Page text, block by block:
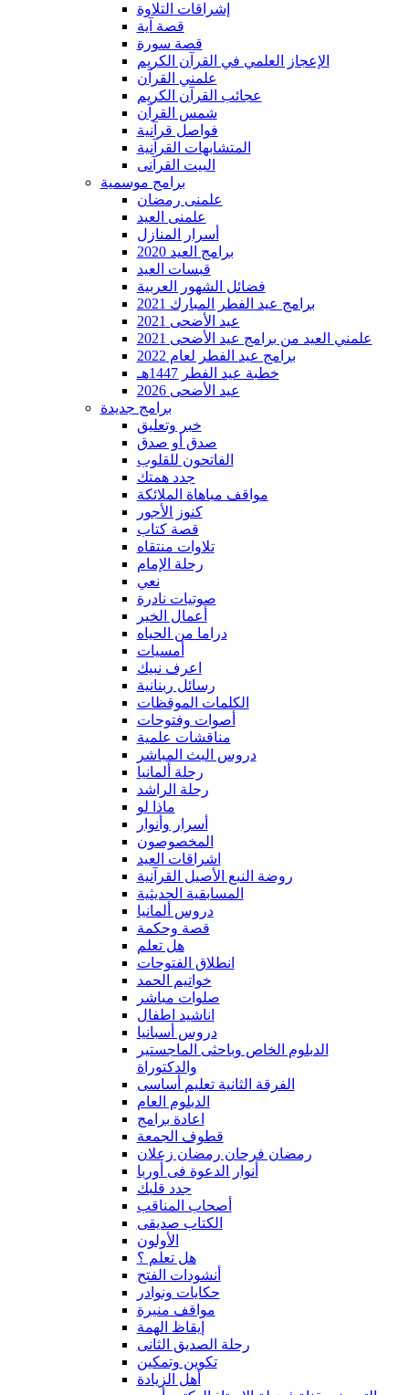
إشراقات التلاوة
قصة آية
قصة سورة
الإعجاز العلمي في القرآن الكريم
علمني القرآن
عجائب القرآن الكريم
شمس القرآن
فواصل قرآنية
المتشابهات القرآنية
البيت القرآنى
برامج موسمية
علمنى رمضان
علمنى العيد
أسرار المنازل
برامج العيد 2020
قبسات العيد
فضائل الشهور العربية
برامج عيد الفطر المبارك 2021
عيد الأضحى 2021
علمني العيد من برامج عيد الأضحى 2021
برامج عيد الفطر لعام 2022
خطبة عيد الفطر 1447هـ
عيد الأضحى 2026
برامج جديدة
خبر وتعليق
صدق أو صدق
الفاتحون للقلوب
جدد همتك
مواقف مباهاة الملائكة
كنوز الأجور
قصة كتاب
تلاوات منتقاه
رحلة الإمام
نعي
صوتيات نادرة
أعمال الخير
دراما من الحياه
أمسيات
اعرف نبيك
رسائل ربنانية
الكلمات الموقظات
أصوات وفتوحات
مناقشات علمية
دروس البث المباشر
رحلة ألمانيا
رحلة الراشد
ماذا لو
أسرار وأنوار
المخصوصون
اشراقات العيد
روضة النبع الأصيل القرآنية
المسابقية الحديثية
دروس ألمانيا
قصة وحكمة
هل تعلم
انطلاق الفتوحات
خواتيم الحمد
صلوات مباشر
اناشيد اطفال
دروس أسبانيا
الدبلوم الخاص وباحثى الماجستير
والدكتوراة
الفرقة الثانية تعليم أساسى
الدبلوم العام
اعادة برامج
قطوف الجمعة
رمضان فرحان رمضان زعلان
أنوار الدعوة فى أوربا
جدد قلبك
أصحاب المناقب
الكتاب صديقى
الأولون
هل تعلم ؟
أنشودات الفتح
حكايات ونوادر
مواقف منيرة
إيقاظ الهمة
رحلة الصديق الثانى
تكوين وتمكين
أهل الزيادة